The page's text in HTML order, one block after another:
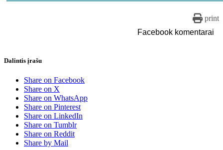
print
Facebook komentarai
Dalintis įrašu
Share on Facebook
Share on X
Share on WhatsApp
Share on Pinterest
Share on LinkedIn
Share on Tumblr
Share on Reddit
Share by Mail